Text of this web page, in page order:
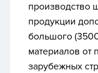
производство
продукции
большого
материалов от
зарубежных